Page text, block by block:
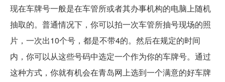
现在车牌号一般是在车管所或者其办事机构的电脑上随机
抽取的。普通情况下，你可以拍一次车管所抽号现场的照
片，一次出10个号，都是不带4的。然后在规定的时间
内，你可以从这些号码中选定一个作为你的车牌号。通过
这种方式，你就有机会在青岛网上选到一个满意的好车牌